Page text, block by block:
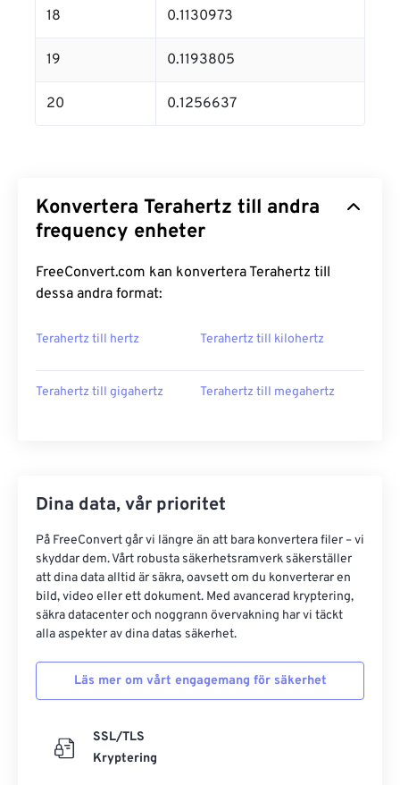
18 0.1130973
19 0.1193805
20 0.1256637
Konvertera Terahertz till andra
frequency enheter
FreeConvert.com kan konvertera Terahertz till
dessa andra format:
Terahertz till hertz Terahertz till kilohertz
Terahertz till gigahertz Terahertz till megahertz
Dina data, vår prioritet
På FreeConvert går vi längre än att bara konvertera filer – vi
skyddar dem. Vårt robusta säkerhetsramverk säkerställer
att dina data alltid är säkra, oavsett om du konverterar en
bild, video eller ett dokument. Med avancerad kryptering,
säkra datacenter och noggrann övervakning har vi täckt
alla aspekter av dina datas säkerhet.
Läs mer om vårt engagemang för säkerhet
SSL/TLS
Kryptering